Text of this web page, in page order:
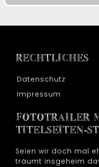
RECHTLICHES
Datenschutz
Impressum
FOTOTRAILER
TITELSEITEN-
Seien wir doch mal
träumt insgeheim